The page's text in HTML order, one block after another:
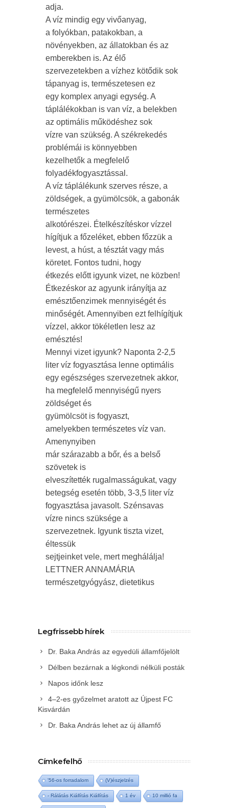
adja.
A víz mindig egy vivőanyag,
a folyókban, patakokban, a
növényekben, az állatokban és az
emberekben is. Az élő
szervezetekben a vízhez kötődik sok
tápanyag is, természetesen ez
egy komplex anyagi egység. A
táplálékokban is van víz, a belekben
az optimális működéshez sok
vízre van szükség. A székrekedés
problémái is könnyebben
kezelhetők a megfelelő
folyadékfogyasztással.
A víz táplálékunk szerves része, a
zöldségek, a gyümölcsök, a gabonák
természetes
alkotórészei. Ételkészítéskor vízzel
hígítjuk a főzeléket, ebben főzzük a
levest, a húst, a tésztát vagy más
köretet. Fontos tudni, hogy
étkezés előtt igyunk vizet, ne közben!
Étkezéskor az agyunk irányítja az
emésztőenzimek mennyiségét és
minőségét. Amennyiben ezt felhígítjuk
vízzel, akkor tökéletlen lesz az
emésztés!
Mennyi vizet igyunk? Naponta 2-2,5
liter víz fogyasztása lenne optimális
egy egészséges szervezetnek akkor,
ha megfelelő mennyiségű nyers
zöldséget és
gyümölcsöt is fogyaszt,
amelyekben természetes víz van.
Amenynyiben
már szárazabb a bőr, és a belső
szövetek is
elveszítették rugalmasságukat, vagy
betegség esetén több, 3-3,5 liter víz
fogyasztása javasolt. Szénsavas
vízre nincs szüksége a
szervezetnek. Igyunk tiszta vizet,
éltessük
sejtjeinket vele, mert meghálálja!
LETTNER ANNAMÁRIA
természetgyógyász, dietetikus
Legfrissebb hírek
Dr. Baka András az egyedüli államfőjelölt
Délben bezárnak a légkondi nélküli posták
Napos időnk lesz
4–2-es győzelmet aratott az Újpest FC
Kisvárdán
Dr. Baka András lehet az új államfő
Címkefelhő
'56-os forradalom (V)észjelzés
- Rálátás Kiállítás Kiállítás 1 év 10 millió fa